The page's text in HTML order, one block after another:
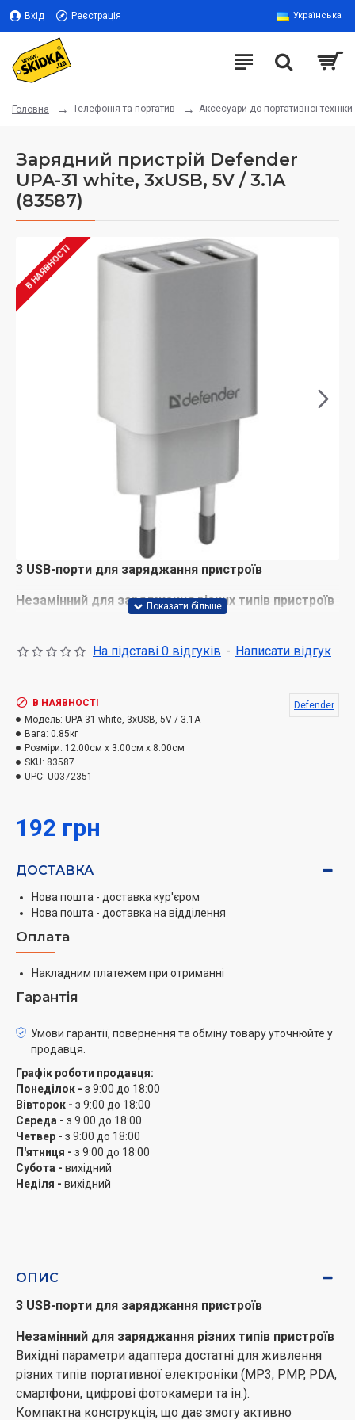
Вхід Реєстрація Українська
Головна Телефонія та портатив Аксесуари до портативної техніки
Зарядний пристрій Defender
UPA-31 white, 3xUSB, 5V / 3.1A
(83587)
В НАЯВНОСТІ
3 USB-порти для заряджання пристроїв
Незамінний для заряджання різних типів пристроїв
Вихідні параметри адаптера достатні для живлення
смартфони, цифрові фотокамери та ін.).
використовувати адаптер під час поїздок
Вбудована Смарт-система розподілу струмів
Вбудована мікросхема системи розподілу струмів
визначає тип заряджуваного пристрою та сама
призначає найбільш безпечний і ефективний струм
Захист від перевантаження й короткого
Допомагає убезпечити пристрій, який заряджається, у
разі виникнення будь-яких проблем під час
заряджання.
На підставі 0 відгуків - Написати відгук
192 грн
В НАЯВНОСТІ
Модель: UPA-31 white, 3xUSB, 5V / 3.1A
Вага: 0.85кг
Розміри: 12.00см x 3.00см x 8.00см
SKU: 83587
UPC: U0372351
Defender
ДОСТАВКА
Нова пошта - доставка кур'єром
Нова пошта - доставка на відділення
Оплата
Накладним платежем при отриманні
Гарантія
Умови гарантії, повернення та обміну товару уточнюйте у
продавця.
Графік роботи продавця:
Понеділок - з 9:00 до 18:00
Вівторок - з 9:00 до 18:00
Середа - з 9:00 до 18:00
Четвер - з 9:00 до 18:00
П'ятниця - з 9:00 до 18:00
Субота - вихідний
Неділя - вихідний
ОПИС
3 USB-порти для заряджання пристроїв
Незамінний для заряджання різних типів пристроїв
Вихідні параметри адаптера достатні для живлення
різних типів портативної електроніки (MP3, PMP, PDA,
смартфони, цифрові фотокамери та ін.).
Компактна конструкція, що дає змогу активно